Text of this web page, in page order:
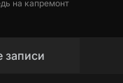
на капремонт
записи